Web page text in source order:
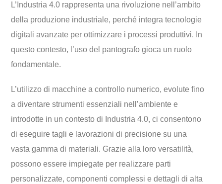
L’Industria 4.0 rappresenta una rivoluzione nell’ambito
della produzione industriale, perché integra tecnologie
digitali avanzate per ottimizzare i processi produttivi. In
questo contesto, l’uso del pantografo gioca un ruolo
fondamentale.
L’utilizzo di macchine a controllo numerico, evolute fino
a diventare strumenti essenziali nell’ambiente e
introdotte in un contesto di Industria 4.0, ci consentono
di eseguire tagli e lavorazioni di precisione su una
vasta gamma di materiali. Grazie alla loro versatilità,
possono essere impiegate per realizzare parti
personalizzate, componenti complessi e dettagli di alta